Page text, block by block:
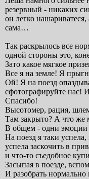
резервный - никаких
он легко
сама…
Так раскрылось все
одной стороны это,
Зато какое мягкое
Все я на земле! Я
Ой! Я на поезд
сфотографируйте нас!
Спасибо!
Высотомер, рация,
Там закрыто? А что же
В общем - одни эмоции
На поезд я таки
успела заскочить в
и что-то съедобное
Засыпая в поезде,
И разобрать